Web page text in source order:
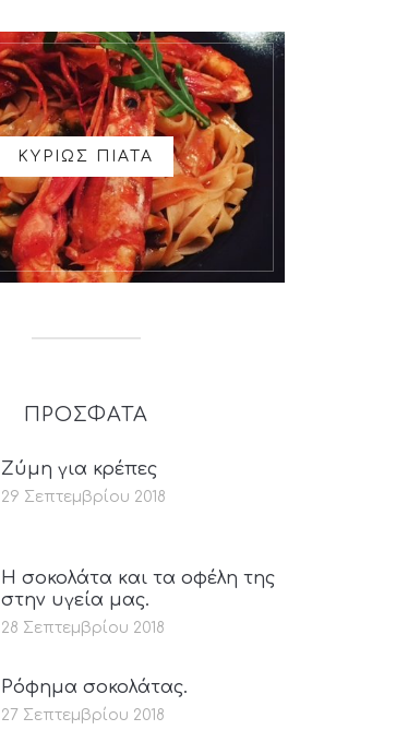
ΚΥΡΙΩΣ ΠΙΑΤΑ
ΠΡΟΣΦΑΤΑ
Ζύμη για κρέπες
29 Σεπτεμβρίου 2018
Η σοκολάτα και τα οφέλη της
στην υγεία μας.
28 Σεπτεμβρίου 2018
Ρόφημα σοκολάτας.
27 Σεπτεμβρίου 2018